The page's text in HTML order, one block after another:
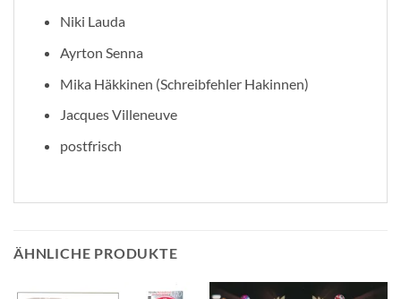
Niki Lauda
Ayrton Senna
Mika Häkkinen (Schreibfehler Hakinnen)
Jacques Villeneuve
postfrisch
ÄHNLICHE PRODUKTE